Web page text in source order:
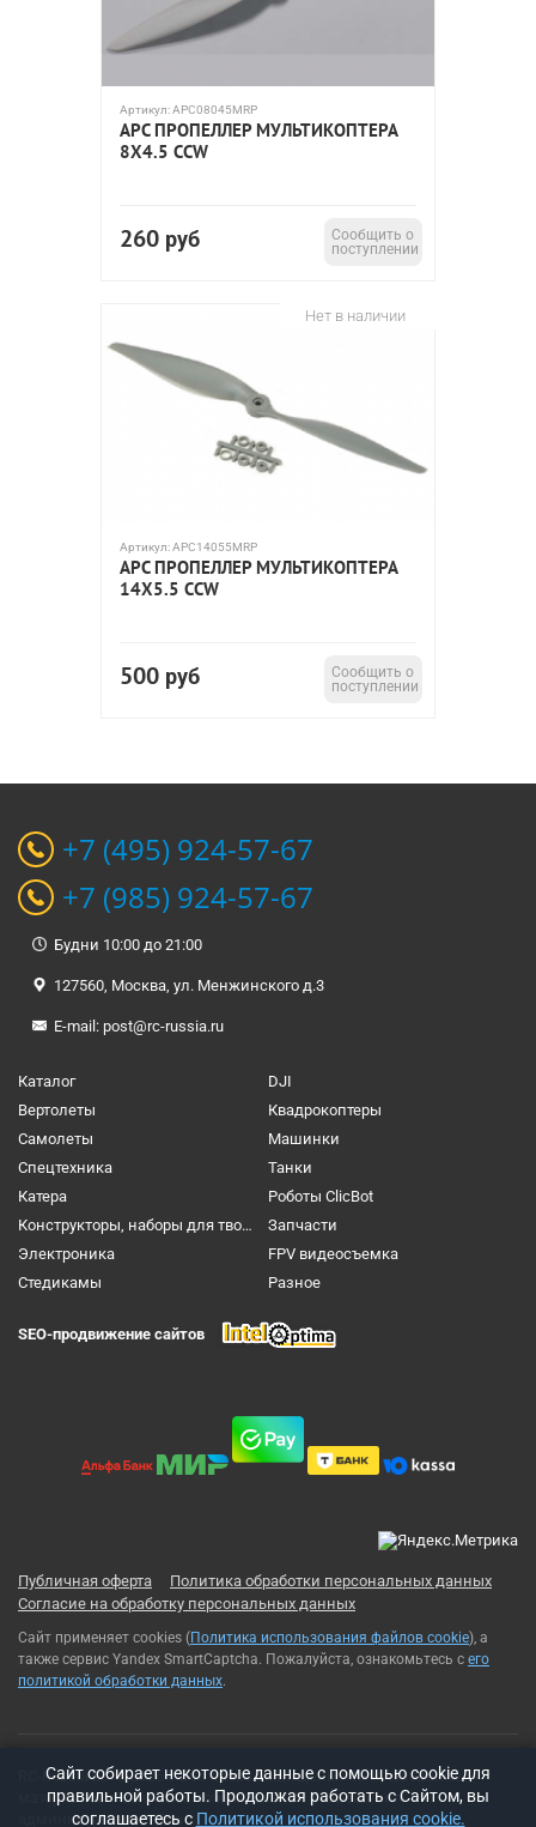
Артикул:APC08045MRP
APC ПРОПЕЛЛЕР МУЛЬТИКОПТЕРА
8X4.5 CCW
260 руб
Сообщить о
поступлении
Нет в наличии
Артикул:APC14055MRP
APC ПРОПЕЛЛЕР МУЛЬТИКОПТЕРА
14X5.5 CCW
500 руб
Сообщить о
поступлении
+7 (495) 924-57-67
+7 (985) 924-57-67
Будни 10:00 до 21:00
127560, Москва, ул. Менжинского д.3
E-mail: post@rc-russia.ru
Каталог
DJI
Вертолеты
Квадрокоптеры
Самолеты
Машинки
Спецтехника
Танки
Катера
Роботы ClicBot
Конструкторы, наборы для творчества и настольные игры
Запчасти
Электроника
FPV видеосъемка
Cтедикамы
Разное
SEO-продвижение сайтов
Публичная оферта
Политика обработки персональных данных
Согласие на обработку персональных данных
Сайт применяет cookies (Политика использования файлов cookie), а
также сервис Yandex SmartCaptcha. Пожалуйста, ознакомьтесь с его
политикой обработки данных.
RC-Russia 2013-2026© Все права защищены. Использование
материалов с сайта возможно только с разрешения
администрации сайта
Cайт собирает некоторые данные с помощью cookie для
правильной работы. Продолжая работать с Сайтом, вы
соглашаетесь с Политикой использования cookie.